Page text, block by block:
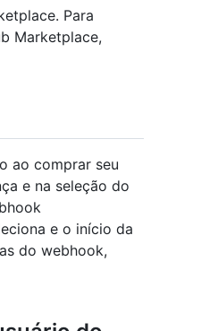
Para
Marketplace,
ao comprar seu
e na seleção do
e o início da
do webhook,